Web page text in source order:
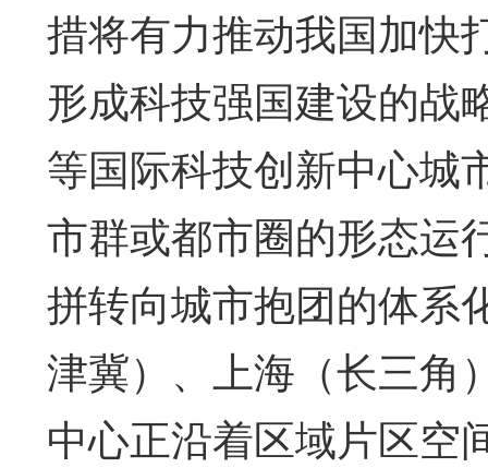
措将有力推动我国加快
形成科技强国建设的战
等国际科技创新中心城
市群或都市圈的形态运
拼转向城市抱团的体系
津冀）、上海（长三角
中心正沿着区域片区